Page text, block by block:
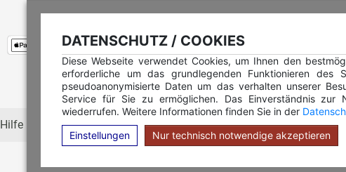
DATENSCHUTZ / COOKIES
Diese Webseite verwendet Cookies, um Ihnen den
erforderliche um das grundlegenden Funktionieren des
pseudoanonymisierte Daten um das verhalten unserer
Service für Sie zu ermöglichen. Das Einverständnis zur
wiederrufen. Weitere Informationen finden Sie in der
Einstellungen
Nur technisch notwendige akzeptieren
Hilfe Multicolorstempel Hilfe Rundstempel Hilfe